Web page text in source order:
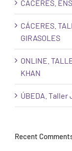
CÁCERES.
CÁCERES.
GIRASOLES
ONLINE.
KHAN
ÚBEDA. Taller
Recent